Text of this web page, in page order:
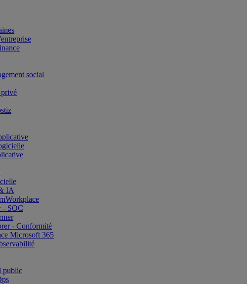
social
IA
- SOC
- Conformité
Microsoft 365
public